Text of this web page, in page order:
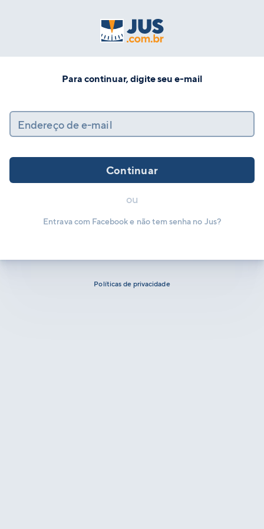
Para continuar, digite seu e-mail
Endereço de e-mail
Continuar
ou
Entrava com Facebook e não tem senha no Jus?
Políticas de privacidade